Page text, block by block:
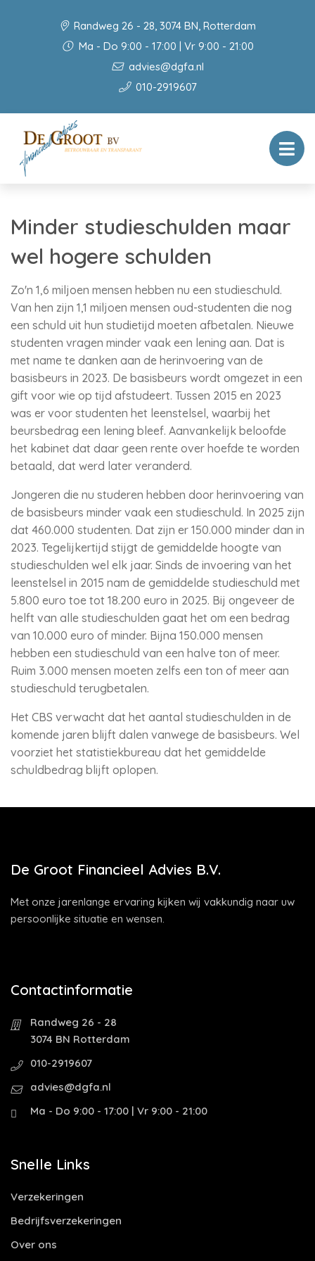
Randweg 26 - 28, 3074 BN, Rotterdam
Ma - Do 9:00 - 17:00 | Vr 9:00 - 21:00
advies@dgfa.nl
010-2919607
Minder studieschulden maar
wel hogere schulden
Zo'n 1,6 miljoen mensen hebben nu een studieschuld.
Van hen zijn 1,1 miljoen mensen oud-studenten die nog
een schuld uit hun studietijd moeten afbetalen. Nieuwe
studenten vragen minder vaak een lening aan. Dat is
met name te danken aan de herinvoering van de
basisbeurs in 2023. De basisbeurs wordt omgezet in een
gift voor wie op tijd afstudeert. Tussen 2015 en 2023
was er voor studenten het leenstelsel, waarbij het
beursbedrag een lening bleef. Aanvankelijk beloofde
het kabinet dat daar geen rente over hoefde te worden
betaald, dat werd later veranderd.
Jongeren die nu studeren hebben door herinvoering van
de basisbeurs minder vaak een studieschuld. In 2025 zijn
dat 460.000 studenten. Dat zijn er 150.000 minder dan in
2023. Tegelijkertijd stijgt de gemiddelde hoogte van
studieschulden wel elk jaar. Sinds de invoering van het
leenstelsel in 2015 nam de gemiddelde studieschuld met
5.800 euro toe tot 18.200 euro in 2025. Bij ongeveer de
helft van alle studieschulden gaat het om een bedrag
van 10.000 euro of minder. Bijna 150.000 mensen
hebben een studieschuld van een halve ton of meer.
Ruim 3.000 mensen moeten zelfs een ton of meer aan
studieschuld terugbetalen.
Het CBS verwacht dat het aantal studieschulden in de
komende jaren blijft dalen vanwege de basisbeurs. Wel
voorziet het statistiekbureau dat het gemiddelde
schuldbedrag blijft oplopen.
De Groot Financieel Advies B.V.
Met onze jarenlange ervaring kijken wij vakkundig naar uw
persoonlijke situatie en wensen.
Contactinformatie
Randweg 26 - 28
3074 BN Rotterdam
010-2919607
advies@dgfa.nl
Ma - Do 9:00 - 17:00 | Vr 9:00 - 21:00
Snelle Links
Verzekeringen
Bedrijfsverzekeringen
Over ons